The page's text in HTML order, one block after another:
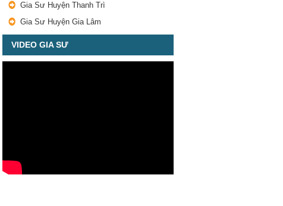
Gia Sư Huyện Thanh Trì
Gia Sư Huyện Gia Lâm
VIDEO GIA SƯ